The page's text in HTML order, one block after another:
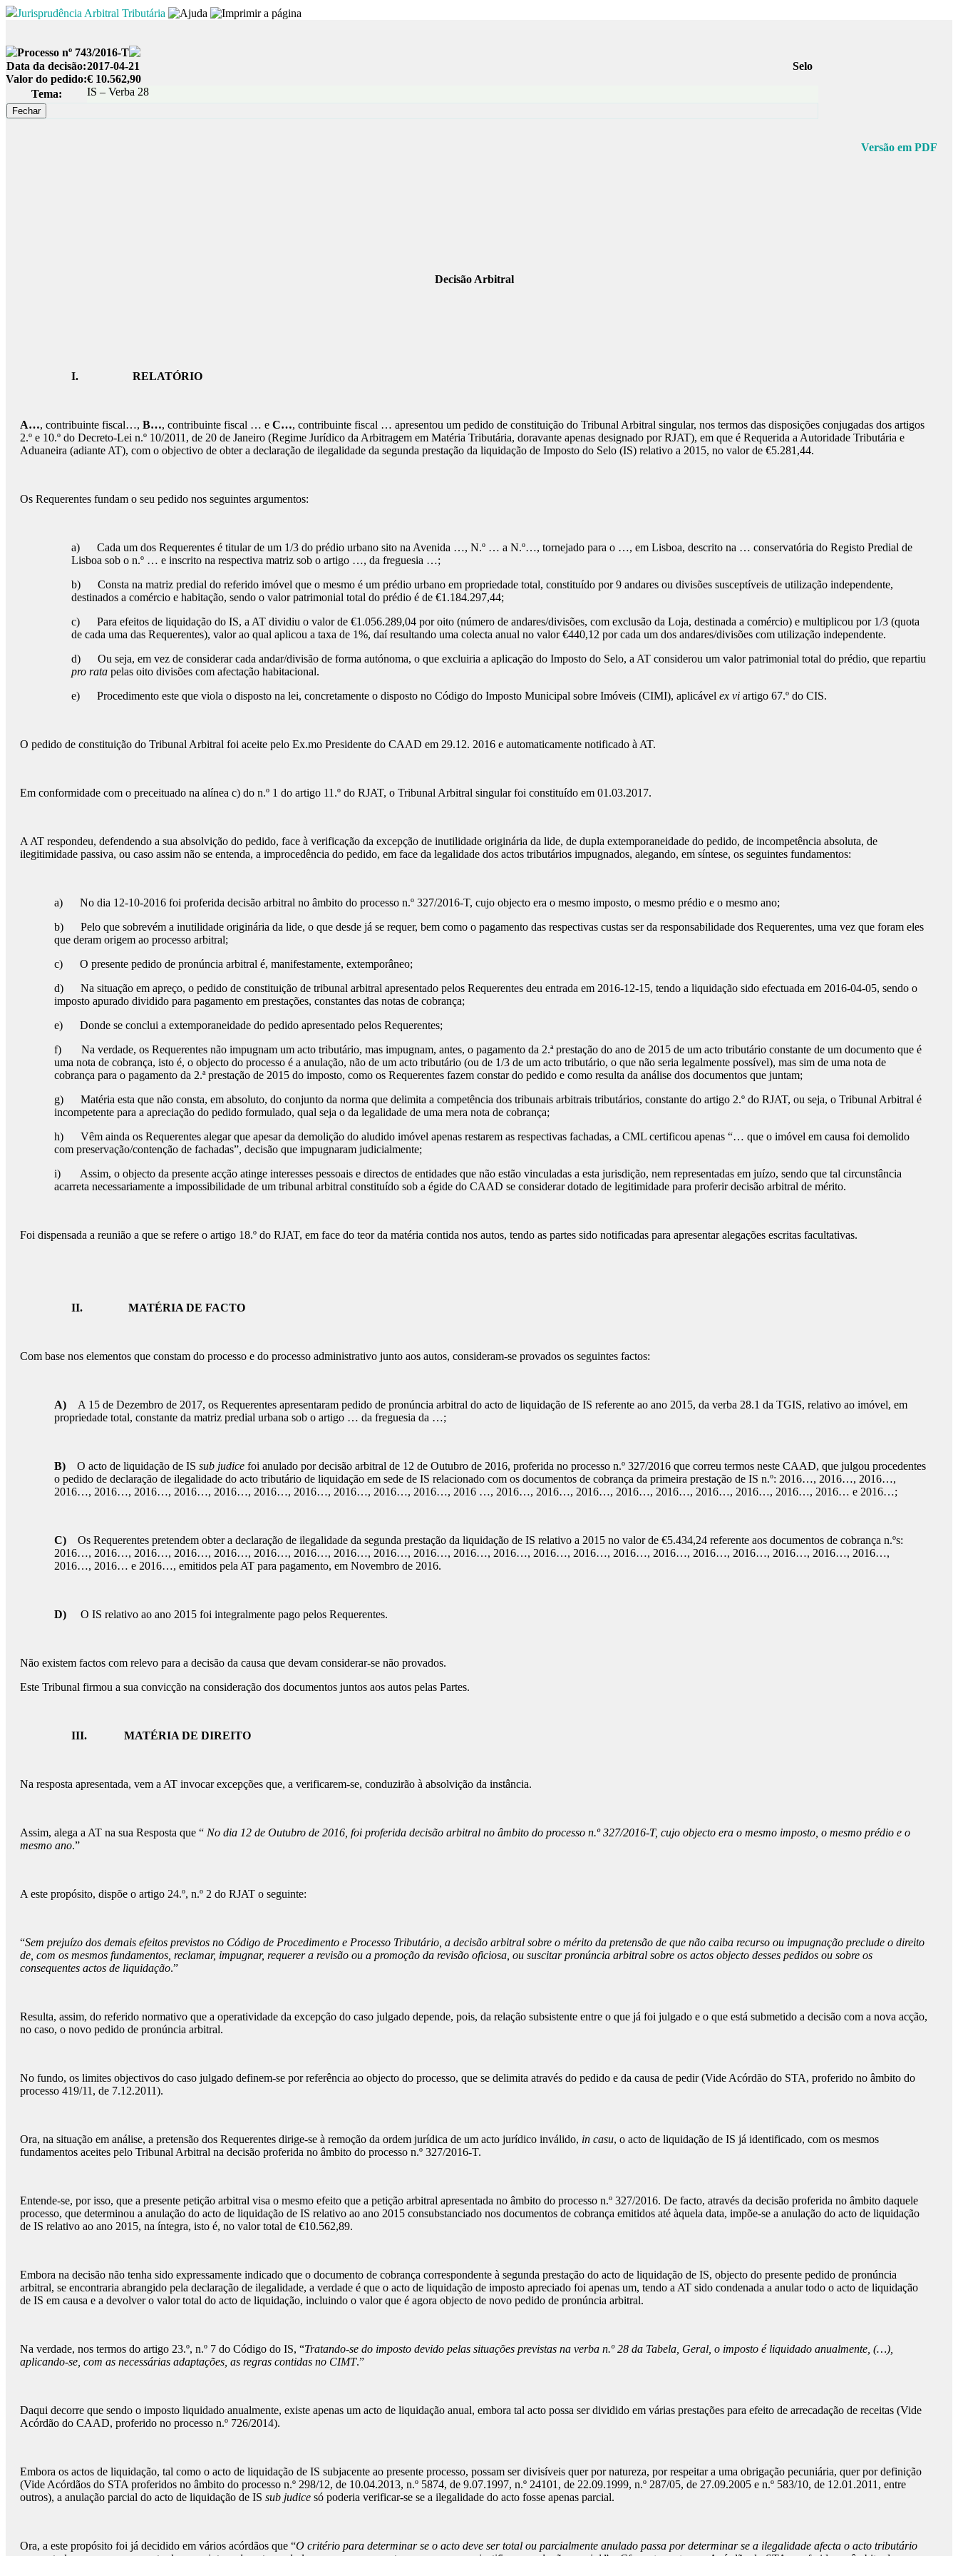
Jurisprudência Arbitral Tributária
Processo nº 743/2016-T
Data da decisão:2017-04-21
Selo
Valor do pedido:€ 10.562,90
Tema:
IS – Verba 28
Versão em PDF
Decisão Arbitral
I. RELATÓRIO
A…, contribuinte fiscal…, B…, contribuinte fiscal … e C…, contribuinte fiscal … apresentou um pedido de constituição do Tribunal Arbitral singular, nos termos das disposições conjugadas dos artigos
2.º e 10.º do Decreto-Lei n.º 10/2011, de 20 de Janeiro (Regime Jurídico da Arbitragem em Matéria Tributária, doravante apenas designado por RJAT), em que é Requerida a Autoridade Tributária e
Aduaneira (adiante AT), com o objectivo de obter a declaração de ilegalidade da segunda prestação da liquidação de Imposto do Selo (IS) relativo a 2015, no valor de €5.281,44.
Os Requerentes fundam o seu pedido nos seguintes argumentos:
a) Cada um dos Requerentes é titular de um 1/3 do prédio urbano sito na Avenida …, N.º … a N.º…, tornejado para o …, em Lisboa, descrito na … conservatória do Registo Predial de
Lisboa sob o n.º … e inscrito na respectiva matriz sob o artigo …, da freguesia …;
b) Consta na matriz predial do referido imóvel que o mesmo é um prédio urbano em propriedade total, constituído por 9 andares ou divisões susceptíveis de utilização independente,
destinados a comércio e habitação, sendo o valor patrimonial total do prédio é de €1.184.297,44;
c) Para efeitos de liquidação do IS, a AT dividiu o valor de €1.056.289,04 por oito (número de andares/divisões, com exclusão da Loja, destinada a comércio) e multiplicou por 1/3 (quota
de cada uma das Requerentes), valor ao qual aplicou a taxa de 1%, daí resultando uma colecta anual no valor €440,12 por cada um dos andares/divisões com utilização independente.
d) Ou seja, em vez de considerar cada andar/divisão de forma autónoma, o que excluiria a aplicação do Imposto do Selo, a AT considerou um valor patrimonial total do prédio, que repartiu
pro rata pelas oito divisões com afectação habitacional.
e) Procedimento este que viola o disposto na lei, concretamente o disposto no Código do Imposto Municipal sobre Imóveis (CIMI), aplicável ex vi artigo 67.º do CIS.
O pedido de constituição do Tribunal Arbitral foi aceite pelo Ex.mo Presidente do CAAD em 29.12. 2016 e automaticamente notificado à AT.
Em conformidade com o preceituado na alínea c) do n.º 1 do artigo 11.º do RJAT, o Tribunal Arbitral singular foi constituído em 01.03.2017.
A AT respondeu, defendendo a sua absolvição do pedido, face à verificação da excepção de inutilidade originária da lide, de dupla extemporaneidade do pedido, de incompetência absoluta, de
ilegitimidade passiva, ou caso assim não se entenda, a improcedência do pedido, em face da legalidade dos actos tributários impugnados, alegando, em síntese, os seguintes fundamentos:
a) No dia 12-10-2016 foi proferida decisão arbitral no âmbito do processo n.º 327/2016-T, cujo objecto era o mesmo imposto, o mesmo prédio e o mesmo ano;
b) Pelo que sobrevém a inutilidade originária da lide, o que desde já se requer, bem como o pagamento das respectivas custas ser da responsabilidade dos Requerentes, uma vez que foram eles
que deram origem ao processo arbitral;
c) O presente pedido de pronúncia arbitral é, manifestamente, extemporâneo;
d) Na situação em apreço, o pedido de constituição de tribunal arbitral apresentado pelos Requerentes deu entrada em 2016-12-15, tendo a liquidação sido efectuada em 2016-04-05, sendo o
imposto apurado dividido para pagamento em prestações, constantes das notas de cobrança;
e) Donde se conclui a extemporaneidade do pedido apresentado pelos Requerentes;
f) Na verdade, os Requerentes não impugnam um acto tributário, mas impugnam, antes, o pagamento da 2.ª prestação do ano de 2015 de um acto tributário constante de um documento que é
uma nota de cobrança, isto é, o objecto do processo é a anulação, não de um acto tributário (ou de 1/3 de um acto tributário, o que não seria legalmente possível), mas sim de uma nota de
cobrança para o pagamento da 2.ª prestação de 2015 do imposto, como os Requerentes fazem constar do pedido e como resulta da análise dos documentos que juntam;
g) Matéria esta que não consta, em absoluto, do conjunto da norma que delimita a competência dos tribunais arbitrais tributários, constante do artigo 2.º do RJAT, ou seja, o Tribunal Arbitral é
incompetente para a apreciação do pedido formulado, qual seja o da legalidade de uma mera nota de cobrança;
h) Vêm ainda os Requerentes alegar que apesar da demolição do aludido imóvel apenas restarem as respectivas fachadas, a CML certificou apenas “… que o imóvel em causa foi demolido
com preservação/contenção de fachadas”, decisão que impugnaram judicialmente;
i) Assim, o objecto da presente acção atinge interesses pessoais e directos de entidades que não estão vinculadas a esta jurisdição, nem representadas em juízo, sendo que tal circunstância
acarreta necessariamente a impossibilidade de um tribunal arbitral constituído sob a égide do CAAD se considerar dotado de legitimidade para proferir decisão arbitral de mérito.
Foi dispensada a reunião a que se refere o artigo 18.º do RJAT, em face do teor da matéria contida nos autos, tendo as partes sido notificadas para apresentar alegações escritas facultativas.
II. MATÉRIA DE FACTO
Com base nos elementos que constam do processo e do processo administrativo junto aos autos, consideram-se provados os seguintes factos:
A) A 15 de Dezembro de 2017, os Requerentes apresentaram pedido de pronúncia arbitral do acto de liquidação de IS referente ao ano 2015, da verba 28.1 da TGIS, relativo ao imóvel, em
propriedade total, constante da matriz predial urbana sob o artigo … da freguesia da …;
B) O acto de liquidação de IS sub judice foi anulado por decisão arbitral de 12 de Outubro de 2016, proferida no processo n.º 327/2016 que correu termos neste CAAD, que julgou procedentes
o pedido de declaração de ilegalidade do acto tributário de liquidação em sede de IS relacionado com os documentos de cobrança da primeira prestação de IS n.º: 2016…, 2016…, 2016…,
2016…, 2016…, 2016…, 2016…, 2016…, 2016…, 2016…, 2016…, 2016…, 2016…, 2016 …, 2016…, 2016…, 2016…, 2016…, 2016…, 2016…, 2016…, 2016…, 2016… e 2016…;
C) Os Requerentes pretendem obter a declaração de ilegalidade da segunda prestação da liquidação de IS relativo a 2015 no valor de €5.434,24 referente aos documentos de cobrança n.ºs:
2016…, 2016…, 2016…, 2016…, 2016…, 2016…, 2016…, 2016…, 2016…, 2016…, 2016…, 2016…, 2016…, 2016…, 2016…, 2016…, 2016…, 2016…, 2016…, 2016…, 2016…,
2016…, 2016… e 2016…, emitidos pela AT para pagamento, em Novembro de 2016.
D) O IS relativo ao ano 2015 foi integralmente pago pelos Requerentes.
Não existem factos com relevo para a decisão da causa que devam considerar-se não provados.
Este Tribunal firmou a sua convicção na consideração dos documentos juntos aos autos pelas Partes.
III. MATÉRIA DE DIREITO
Na resposta apresentada, vem a AT invocar excepções que, a verificarem-se, conduzirão à absolvição da instância.
Assim, alega a AT na sua Resposta que “ No dia 12 de Outubro de 2016, foi proferida decisão arbitral no âmbito do processo n.º 327/2016-T, cujo objecto era o mesmo imposto, o mesmo prédio e o
mesmo ano.”
A este propósito, dispõe o artigo 24.º, n.º 2 do RJAT o seguinte:
“Sem prejuízo dos demais efeitos previstos no Código de Procedimento e Processo Tributário, a decisão arbitral sobre o mérito da pretensão de que não caiba recurso ou impugnação preclude o direito
de, com os mesmos fundamentos, reclamar, impugnar, requerer a revisão ou a promoção da revisão oficiosa, ou suscitar pronúncia arbitral sobre os actos objecto desses pedidos ou sobre os
consequentes actos de liquidação.”
Resulta, assim, do referido normativo que a operatividade da excepção do caso julgado depende, pois, da relação subsistente entre o que já foi julgado e o que está submetido a decisão com a nova acção,
no caso, o novo pedido de pronúncia arbitral.
No fundo, os limites objectivos do caso julgado definem-se por referência ao objecto do processo, que se delimita através do pedido e da causa de pedir (Vide Acórdão do STA, proferido no âmbito do
processo 419/11, de 7.12.2011).
Ora, na situação em análise, a pretensão dos Requerentes dirige-se à remoção da ordem jurídica de um acto jurídico inválido, in casu, o acto de liquidação de IS já identificado, com os mesmos
fundamentos aceites pelo Tribunal Arbitral na decisão proferida no âmbito do processo n.º 327/2016-T.
Entende-se, por isso, que a presente petição arbitral visa o mesmo efeito que a petição arbitral apresentada no âmbito do processo n.º 327/2016. De facto, através da decisão proferida no âmbito daquele
processo, que determinou a anulação do acto de liquidação de IS relativo ao ano 2015 consubstanciado nos documentos de cobrança emitidos até àquela data, impõe-se a anulação do acto de liquidação
de IS relativo ao ano 2015, na íntegra, isto é, no valor total de €10.562,89.
Embora na decisão não tenha sido expressamente indicado que o documento de cobrança correspondente à segunda prestação do acto de liquidação de IS, objecto do presente pedido de pronúncia
arbitral, se encontraria abrangido pela declaração de ilegalidade, a verdade é que o acto de liquidação de imposto apreciado foi apenas um, tendo a AT sido condenada a anular todo o acto de liquidação
de IS em causa e a devolver o valor total do acto de liquidação, incluindo o valor que é agora objecto de novo pedido de pronúncia arbitral.
Na verdade, nos termos do artigo 23.º, n.º 7 do Código do IS, “Tratando-se do imposto devido pelas situações previstas na verba n.º 28 da Tabela, Geral, o imposto é liquidado anualmente, (…),
aplicando-se, com as necessárias adaptações, as regras contidas no CIMT.”
Daqui decorre que sendo o imposto liquidado anualmente, existe apenas um acto de liquidação anual, embora tal acto possa ser dividido em várias prestações para efeito de arrecadação de receitas (Vide
Acórdão do CAAD, proferido no processo n.º 726/2014).
Embora os actos de liquidação, tal como o acto de liquidação de IS subjacente ao presente processo, possam ser divisíveis quer por natureza, por respeitar a uma obrigação pecuniária, quer por definição
(Vide Acórdãos do STA proferidos no âmbito do processo n.º 298/12, de 10.04.2013, n.º 5874, de 9.07.1997, n.º 24101, de 22.09.1999, n.º 287/05, de 27.09.2005 e n.º 583/10, de 12.01.2011, entre
outros), a anulação parcial do acto de liquidação de IS sub judice só poderia verificar-se se a ilegalidade do acto fosse apenas parcial.
Ora, a este propósito foi já decidido em vários acórdãos que “O critério para determinar se o acto deve ser total ou parcialmente anulado passa por determinar se a ilegalidade afecta o acto tributário